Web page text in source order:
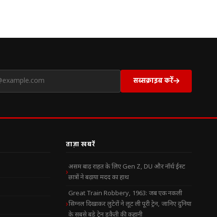
सब्सक्राइब करें
ताज़ा खबरें
असम बाढ़ राहत के लिए Gen Z, DU और नॉर्थ ईस्ट
छात्रों ने बढ़ाया मदद का हाथ
Great Train Robbery, 1963: जब एक नकली
सिग्नल दिखाकर लुटेरों ने लूट ली पूरी ट्रेन, जानिए दुनिया
के सबसे बड़े ट्रेन डकैती की कहानी